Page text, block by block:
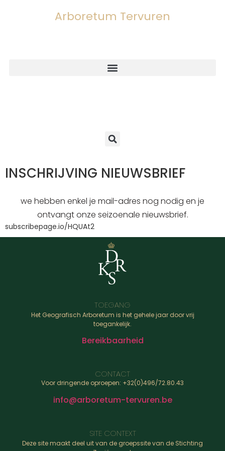
Arboretum Tervuren
INSCHRIJVING NIEUWSBRIEF
we hebben enkel je mail-adres nog nodig en je
ontvangt onze seizoenale nieuwsbrief.
subscribepage.io/HQUAt2
TOEGANG
Het Geografisch Arboretum is het gehele jaar door vrij
toegankelijk.
Bereikbaarheid
CONTACT
Voor dringende oproepen: +32(0)496/72.80.43
info@arboretum-tervuren.be
SITE CONTEXT
Deze site maakt deel uit van de groepssite van de Stichting